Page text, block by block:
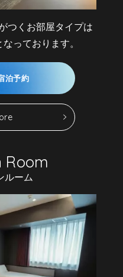
つくお部屋タイプは
っております。
泊予約
泊 予約
ore
ルーム